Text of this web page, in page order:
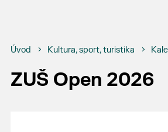
Úvod Kultura, sport, turistika
ZUŠ Open 2026